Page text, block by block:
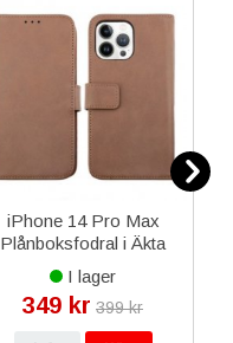
iPhone 14 Pro Max
Plånboksfodral i Äkta
Läder RV - Brun
I lager
349 kr 399 kr